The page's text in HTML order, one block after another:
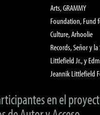
Arts, GRAMMY
Foundation, Fund
Culture, Arhoolie
Records, Señor y la
Littlefield Jr., y
Jeannik Littlefield
en el